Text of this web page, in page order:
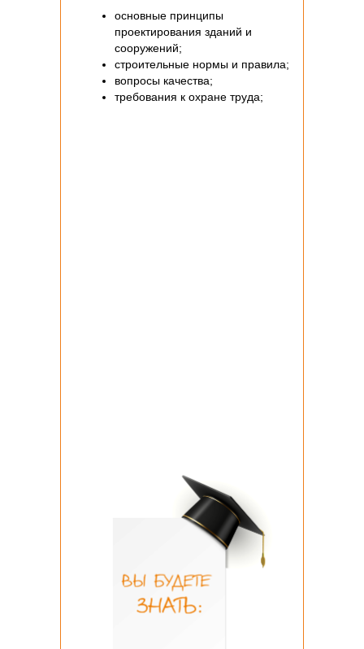
основные принципы
проектирования зданий и
сооружений;
строительные нормы и правила;
вопросы качества;
требования к охране труда;